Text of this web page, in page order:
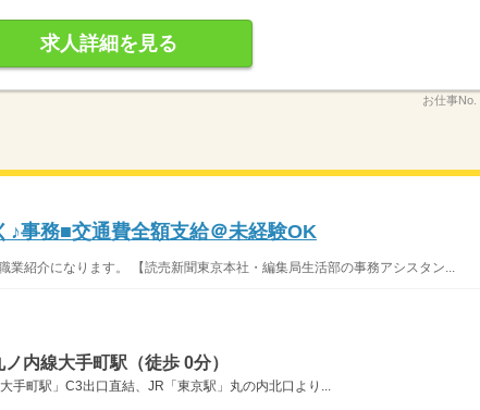
求人詳細を見る
お仕事No.
♪事務■交通費全額支給＠未経験OK
紹介になります。 【読売新聞東京本社・編集局生活部の事務アシスタン...
内線大手町駅（徒歩 0分）
町駅」C3出口直結、JR「東京駅」丸の内北口より...